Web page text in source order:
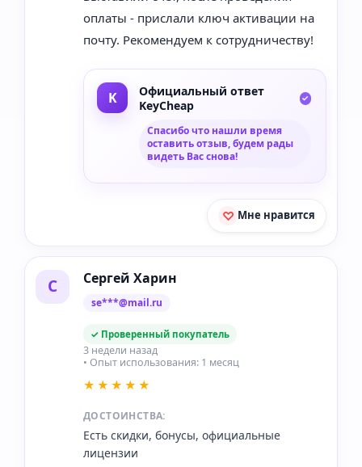
оплаты - прислали ключ активации на
почту. Рекомендуем к сотрудничеству!
Официальный ответ
KeyCheap
Спасибо что нашли время
оставить отзыв, будем рады
видеть Вас снова!
Мне нравится
С Сергей Харин
se***@mail.ru
✓ Проверенный покупатель
3 недели назад
• Опыт использования: 1 месяц
★★★★★
ДОСТОИНСТВА:
Есть скидки, бонусы, официальные
лицензии